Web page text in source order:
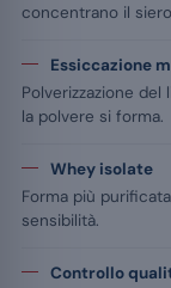
concentrano il
Essiccazione
Polverizzazione del
la polvere si forma.
Whey isolate
Forma più
sensibilità.
Controllo